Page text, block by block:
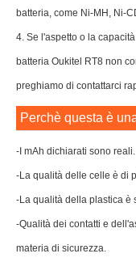
batteria, come Ni-MH, Ni-
4. Se l'aspetto o la
batteria Oukitel RT8 non
preghiamo di contattarci
Perchè questa è
-I mAh dichiarati sono reali.
-La qualità delle celle è di
-La qualità della plastica è
-Qualità dei contatti e
materia di sicurezza.